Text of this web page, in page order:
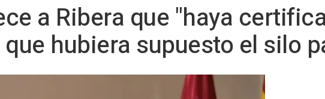
a Ribera que "haya
hubiera supuesto el silo